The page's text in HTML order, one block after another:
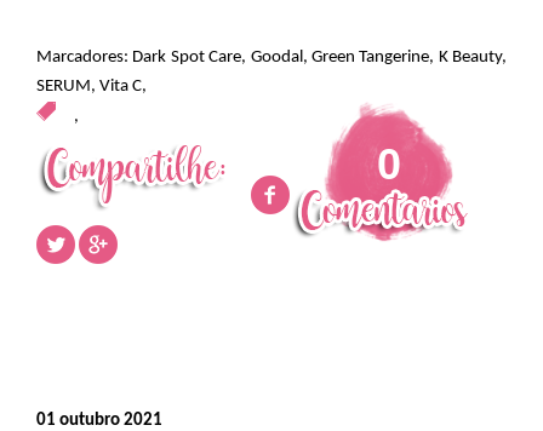
Marcadores: Dark Spot Care, Goodal, Green Tangerine, K Beauty,
SERUM, Vita C,
,
0
01 outubro 2021